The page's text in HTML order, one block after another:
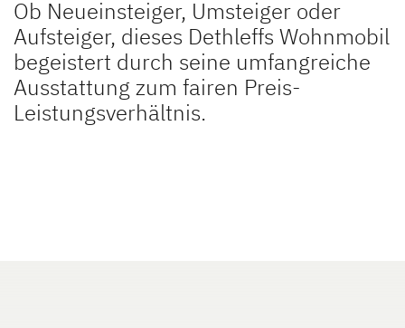
JUST CAMP ACTIVE
Teilintegriert
JUST GO ACTIVE
Teilintegriert
Ob Neueinsteiger, Umsteiger oder
Aufsteiger, dieses Dethleffs Wohnmobil
begeistert durch seine umfangreiche
Ausstattung zum fairen Preis-
Leistungsverhältnis.